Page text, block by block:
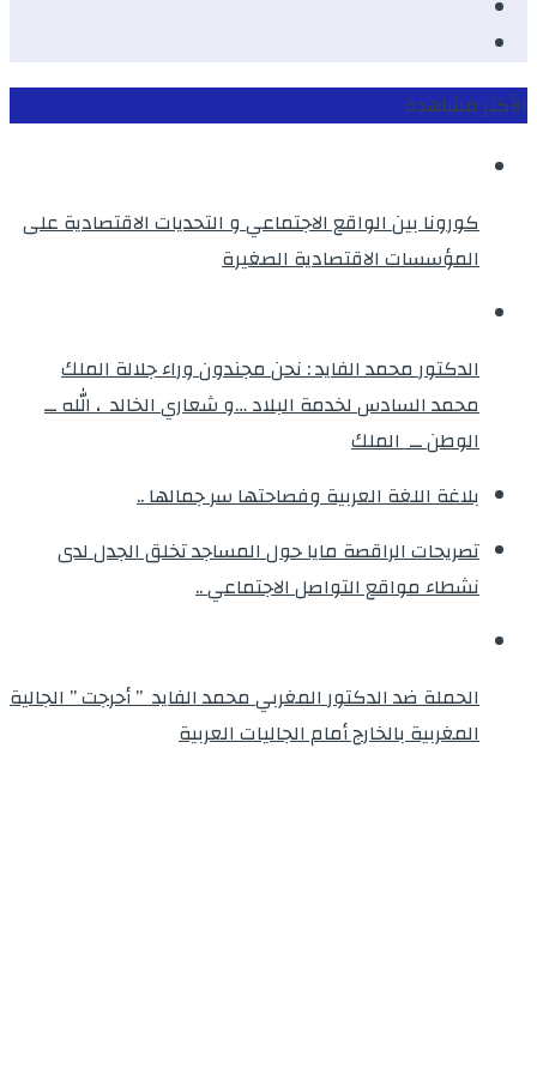
الأكثر مشاهدة
كورونا بين الواقع الاجتماعي و التحديات الاقتصادية على
المؤسسات الاقتصادية الصغيرة
الدكتور محمد الفايد : نحن مجندون وراء جلالة الملك
محمد السادس لخدمة البلاد …و شعاري الخالد ، الله ــ
الوطن ــ الملك
بلاغة اللغة العربية وفصاحتها سر جمالها ..
تصريحات الراقصة مايا حول المساجد تخلق الجدل لدى
نشطاء مواقع التواصل الاجتماعي ..
الحملة ضد الدكتور المغربي محمد الفايد ” أحرجت ” الجالية
المغربية بالخارج أمام الجاليات العربية